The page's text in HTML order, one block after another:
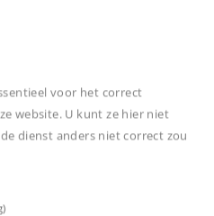
vormgegeven.
uitstekend bij de Märklin
2006.voor het correct
website. U kunt ze hier niet
dienst anders niet correct zou